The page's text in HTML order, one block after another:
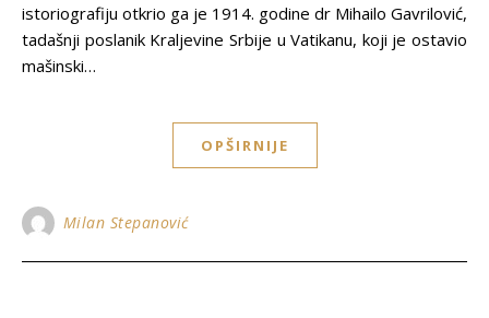
istoriografiju otkrio ga je 1914. godine dr Mihailo Gavrilović,
tadašnji poslanik Kraljevine Srbije u Vatikanu, koji je ostavio
mašinski…
OPŠIRNIJE
Milan Stepanović